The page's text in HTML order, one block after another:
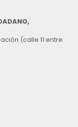
(calle 11 entre